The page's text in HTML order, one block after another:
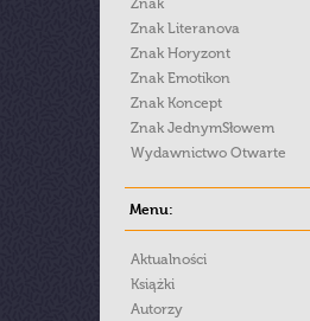
Znak
Znak Literanova
Znak Horyzont
Znak Emotikon
Znak Koncept
Znak JednymSłowem
Wydawnictwo Otwarte
Menu:
Aktualności
Książki
Autorzy